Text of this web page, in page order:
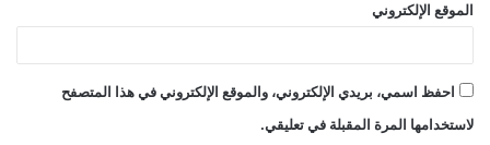
الموقع الإلكتروني
احفظ اسمي، بريدي الإلكتروني، والموقع الإلكتروني في هذا المتصفح
لاستخدامها المرة المقبلة في تعليقي.